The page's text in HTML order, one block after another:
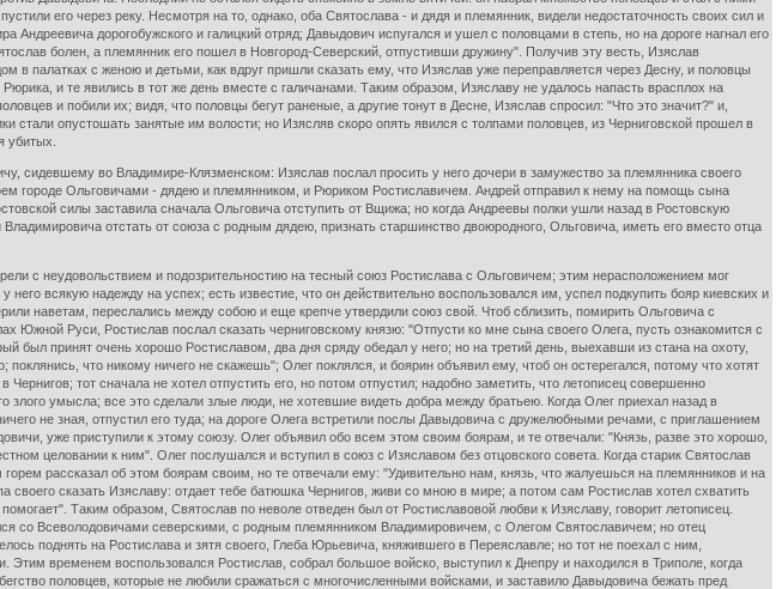
его через реку. Несмотря на то, однако, оба Святослава - и дядя и племянник, видели недостаточность своих сил и
дорогобужского и галицкий отряд; Давыдович испугался и ушел с половцами в степь, но на дороге нагнал его
болен, а племянник его пошел в Новгород-Северский, отпустивши дружину". Получив эту весть, Изяслав
в палатках с женою и детьми, как вдруг пришли сказать ему, что Изяслав уже переправляется через Десну, и половцы
и те явились в тот же день вместе с галичанами. Таким образом, Изяславу не удалось напасть врасплох на
и побили их; видя, что половцы бегут раненые, а другие тонут в Десне, Изяслав спросил: "Что это значит?" и,
стали опустошать занятые им волости; но Изясляв скоро опять явился с толпами половцев, из Черниговской прошел в
убитых.
сидевшему во Владимире-Клязменском: Изяслав послал просить у него дочери в замужество за племянника своего
городе Ольговичами - дядею и племянником, и Рюриком Ростиславичем. Андрей отправил к нему на помощь сына
силы заставила сначала Ольговича отступить от Вщижа; но когда Андреевы полки ушли назад в Ростовскую
отстать от союза с родным дядею, признать старшинство двоюродного, Ольговича, иметь его вместо отца
с неудовольствием и подозрительностию на тесный союз Ростислава с Ольговичем; этим нерасположением мог
всякую надежду на успех; есть известие, что он действительно воспользовался им, успел подкупить бояр киевских и
наветам, переслались между собою и еще крепче утвердили союз свой. Чтоб сблизить, помирить Ольговича с
Руси, Ростислав послал сказать черниговскому князю: "Отпусти ко мне сына своего Олега, пусть ознакомится с
был принят очень хорошо Ростиславом, два дня сряду обедал у него; но на третий день, выехавши из стана на охоту,
что никому ничего не скажешь"; Олег поклялся, и боярин объявил ему, чтоб он остерегался, потому что хотят
тот сначала не хотел отпустить его, но потом отпустил; надобно заметить, что летописец совершенно
злого умысла; все это сделали злые люди, не хотевшие видеть добра между братьею. Когда Олег приехал назад в
не зная, отпустил его туда; на дороге Олега встретили послы Давыдовича с дружелюбными речами, с приглашением
уже приступили к этому союзу. Олег объявил обо всем этом своим боярам, и те отвечали: "Князь, разве это хорошо,
целовании к ним". Олег послушался и вступил в союз с Изяславом без отцовского совета. Когда старик Святослав
рассказал об этом боярам своим, но те отвечали ему: "Удивительно нам, князь, что жалуешься на племянников и на
сказать Изяславу: отдает тебе батюшка Чернигов, живи со мною в мире; а потом сам Ростислав хотел схватить
Таким образом, Святослав по неволе отведен был от Ростиславовой любви к Изяславу, говорит летописец.
со Всеволодовичами северскими, с родным племянником Владимировичем, с Олегом Святославичем; но отец
поднять на Ростислава и зятя своего, Глеба Юрьевича, княжившего в Переяславле; но тот не поехал с ним,
временем воспользовался Ростислав, собрал большое войско, выступил к Днепру и находился в Триполе, когда
половцев, которые не любили сражаться с многочисленными войсками, и заставило Давыдовича бежать пред